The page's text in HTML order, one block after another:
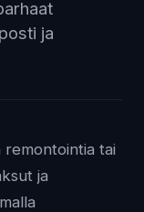
ja
tai
ja